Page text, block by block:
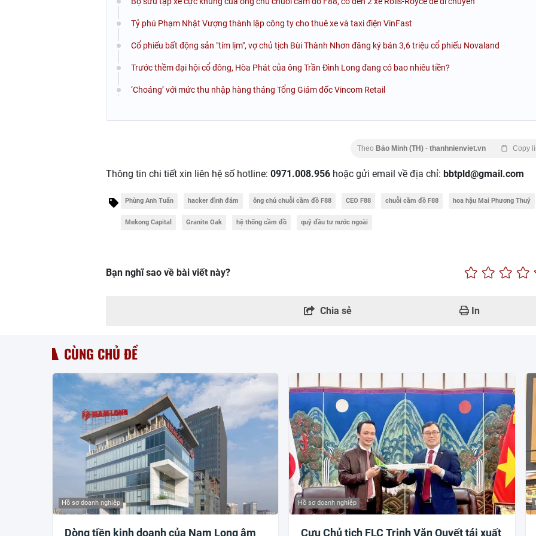
Tỷ phú Phạm Nhật Vượng thành lập công ty cho thuê xe và taxi điện VinFast
Cổ phiếu bất động sản "tím lịm", vợ chủ tịch Bùi Thành Nhơn đăng ký bán 3,6 triệu cổ phiếu Novaland
Trước thềm đại hội cổ đông, Hòa Phát của ông Trần Đình Long đang có bao nhiêu tiền?
‘Choáng’ với mức thu nhập hàng tháng Tổng Giám đốc Vincom Retail
Theo Bảo Minh (TH) - thanhnienviet.vn Copy
Thông tin chi tiết xin liên hệ số hotline: 0971.008.956 hoặc gửi email về địa chỉ: bbtpld@gmail.com
Phùng Anh Tuấn hacker đình đám ông chủ chuỗi cầm đồ F88 CEO F88 chuỗi cầm đồ F88 hoa hậu Mai Phương Thuý
Mekong Capital Granite Oak hệ thống cầm đồ quỹ đầu tư nước ngoài
Bạn nghĩ sao về bài viết này?
Chia sẻ In
CÙNG CHỦ ĐỀ
Hồ sơ doanh nghiệp
Dòng tiền kinh doanh của Nam Long âm
Hồ sơ doanh nghiệp
Cựu Chủ tịch FLC Trịnh Văn Quyết tái xuất